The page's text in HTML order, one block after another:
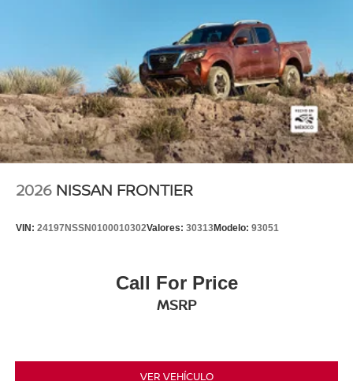
2026 NISSAN FRONTIER
VIN: 24197NSSN0100010302Valores: 30313Modelo: 93051
Call For Price
MSRP
VER VEHÍCULO